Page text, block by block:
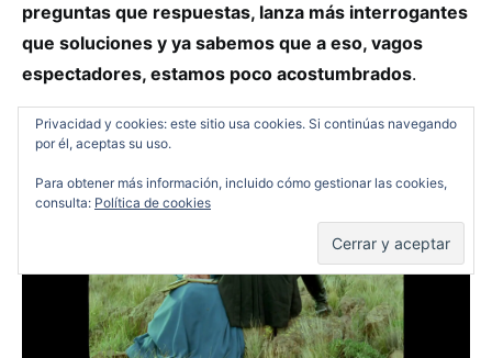
preguntas que respuestas, lanza más interrogantes
que soluciones y ya sabemos que a eso, vagos
espectadores, estamos poco acostumbrados.
Privacidad y cookies: este sitio usa cookies. Si continúas navegando
por él, aceptas su uso.
Para obtener más información, incluido cómo gestionar las cookies,
consulta: Política de cookies